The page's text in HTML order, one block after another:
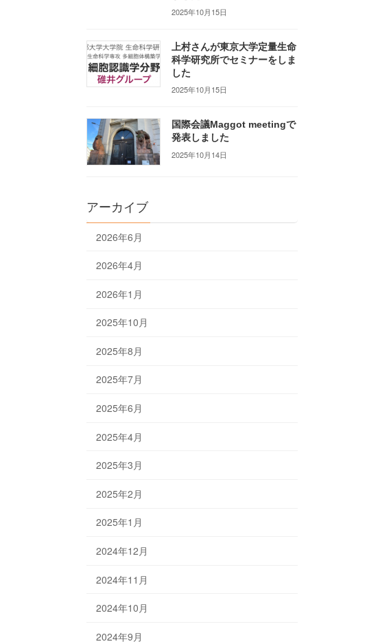
2025年10月15日
上村さんが東京大学定量生命
科学研究所でセミナーをしま
した
2025年10月15日
国際会議Maggot meetingで
発表しました
2025年10月14日
アーカイブ
2026年6月
2026年4月
2026年1月
2025年10月
2025年8月
2025年7月
2025年6月
2025年4月
2025年3月
2025年2月
2025年1月
2024年12月
2024年11月
2024年10月
2024年9月